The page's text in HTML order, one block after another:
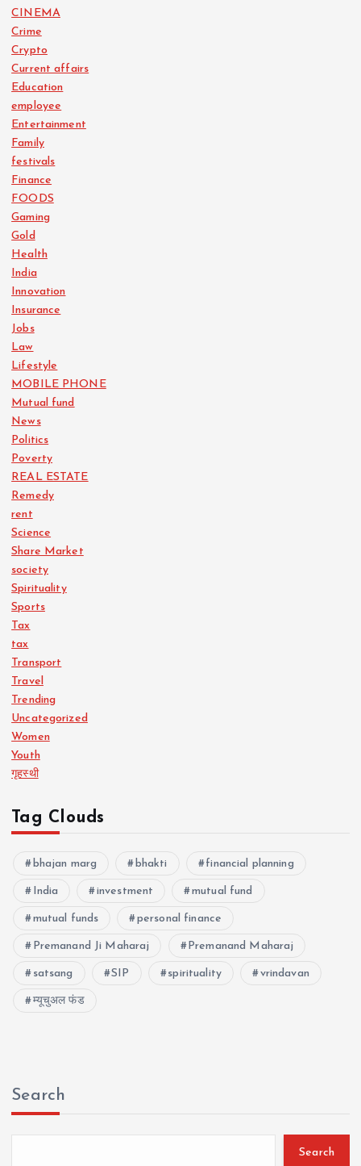
CINEMA
Crime
Crypto
Current affairs
Education
employee
Entertainment
Family
festivals
Finance
FOODS
Gaming
Gold
Health
India
Innovation
Insurance
Jobs
Law
Lifestyle
MOBILE PHONE
Mutual fund
News
Politics
Poverty
REAL ESTATE
Remedy
rent
Science
Share Market
society
Spirituality
Sports
Tax
tax
Transport
Travel
Trending
Uncategorized
Women
Youth
गृहस्थी
Tag Clouds
bhajan marg bhakti financial planning
India investment mutual fund
mutual funds personal finance
Premanand Ji Maharaj Premanand Maharaj
satsang SIP spirituality vrindavan
म्यूचुअल फंड
Search
Search